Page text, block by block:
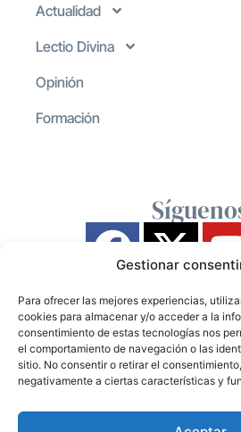
Gestionar
Para ofrecer las mejores experiencias,
cookies para almacenar y/o acceder a la
consentimiento de estas tecnologías nos
el comportamiento de navegación o las
sitio. No consentir o retirar el
negativamente a ciertas características y
Actualidad
Lectio Divina
Opinión
Formación